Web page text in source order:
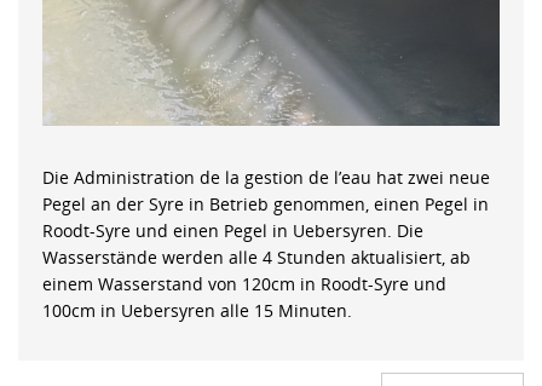
Die Administration de la gestion de l’eau hat zwei neue
Pegel an der Syre in Betrieb genommen, einen Pegel in
Roodt-Syre und einen Pegel in Uebersyren. Die
Wasserstände werden alle 4 Stunden aktualisiert, ab
einem Wasserstand von 120cm in Roodt-Syre und
100cm in Uebersyren alle 15 Minuten.